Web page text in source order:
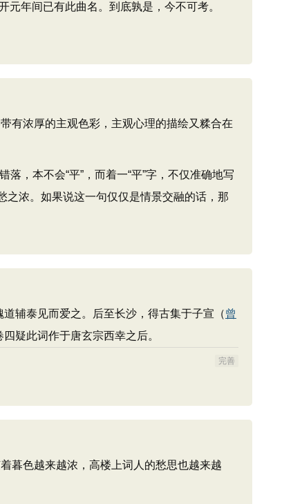
年间已有此曲名。到底孰是，今不可考。
浓厚的主观色彩，主观心理的描绘又糅合在
，本不会“平”，而着一“平”字，不仅准确地写
之浓。如果说这一句仅仅是情景交融的话，那
辅泰见而爱之。后至长沙，得古集于子宣（曾
疑此词作于唐玄宗西幸之后。
完善
色越来越浓，高楼上词人的愁思也越来越